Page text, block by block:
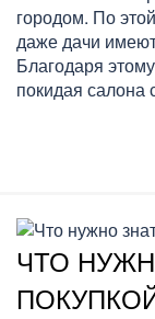
городом. По
даже дачи
Благодаря
покидая салона
ЧТО